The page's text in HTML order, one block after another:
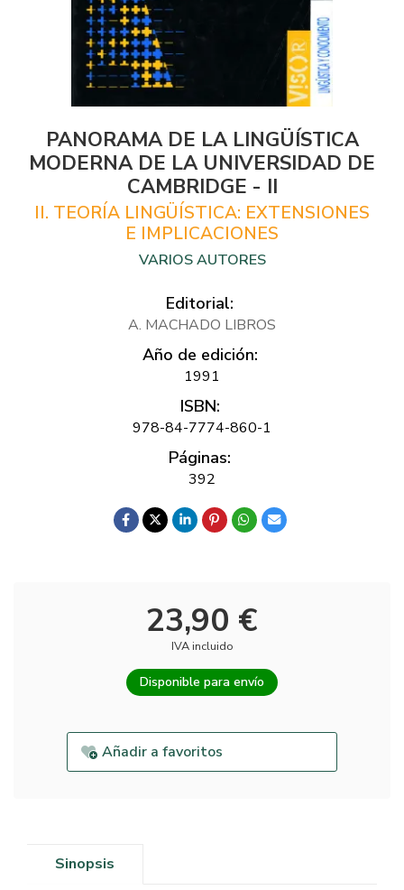
PANORAMA DE LA LINGÜÍSTICA
MODERNA DE LA UNIVERSIDAD DE
CAMBRIDGE - II
II. TEORÍA LINGÜÍSTICA: EXTENSIONES
E IMPLICACIONES
VARIOS AUTORES
Editorial:
A. MACHADO LIBROS
Año de edición:
1991
ISBN:
978-84-7774-860-1
Páginas:
392
23,90 €
IVA incluido
Disponible para envío
Añadir a favoritos
Sinopsis